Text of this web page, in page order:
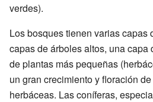
verdes).
Los bosques tienen varias capas
capas de árboles altos, una capa
de plantas más pequeñas
un gran crecimiento y floración
herbáceas. Las coníferas,